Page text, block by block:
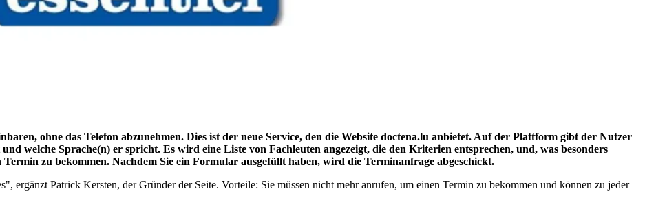
ohne das Telefon abzunehmen. Dies ist der neue Service, den die Website doctena.lu anbietet. Auf der Plattform gibt der Nutzer
welche Sprache(n) er spricht. Es wird eine Liste von Fachleuten angezeigt, die den Kriterien entsprechen, und, was besonders
zu bekommen. Nachdem Sie ein Formular ausgefüllt haben, wird die Terminanfrage abgeschickt.
ergänzt Patrick Kersten, der Gründer der Seite. Vorteile: Sie müssen nicht mehr anrufen, um einen Termin zu bekommen und können zu jeder